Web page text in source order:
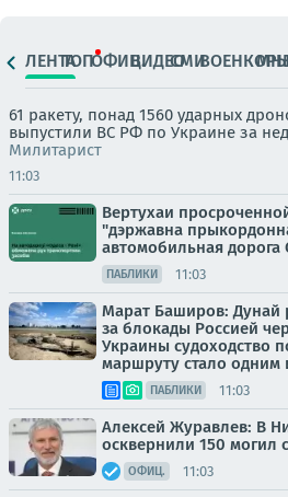
ЛЕНТАТОПОФИЦ.ВИДЕОСМИ
61 ракету, понад 1560 ударных
выпустили ВС РФ по Украине за
Милитарист
11:03
Вертухаи
"дэржавна
автомобильная
ПАБЛИКИ 11:03
Марат Баширов: Дунай
за блокады Россией
Украины судоходство
маршруту стало
ПАБЛИКИ 11:03
Алексей Журавлев: В
осквернили 150 могил
ОФИЦ. 11:03